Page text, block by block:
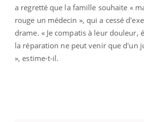
a regretté que la famille souhaite «
rouge un médecin », qui a cessé
drame. « Je compatis à leur douleur,
la réparation ne peut venir que d'un
», estime-t-il.